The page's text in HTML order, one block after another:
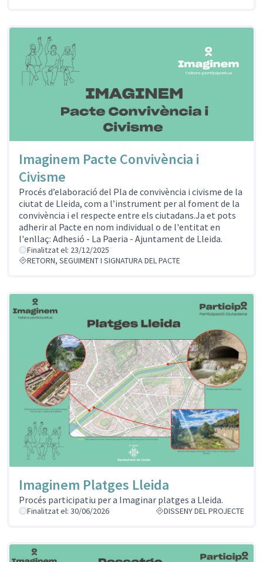
Imaginem Pacte Convivència i
Civisme
Procés d’elaboració del Pla de convivència i civisme de la
ciutat de Lleida, com a l’instrument per al foment de la
convivència i el respecte entre els ciutadans.Ja et pots
adherir al Pacte en nom individual o de l'entitat en
l'enllaç: Adhesió - La Paeria - Ajuntament de Lleida.
Finalitzat el: 23/12/2025
RETORN, SEGUIMENT I SIGNATURA DEL PACTE
Imaginem Platges Lleida
Procés participatiu per a Imaginar platges a Lleida.
Finalitzat el: 30/06/2026 DISSENY DEL PROJECTE